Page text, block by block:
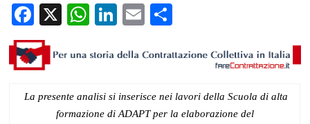
Facebook
X WhatsApp
LinkedIn
Email
La presente analisi si inserisce nei lavori della Scuola di alta
formazione di ADAPT per la elaborazione del